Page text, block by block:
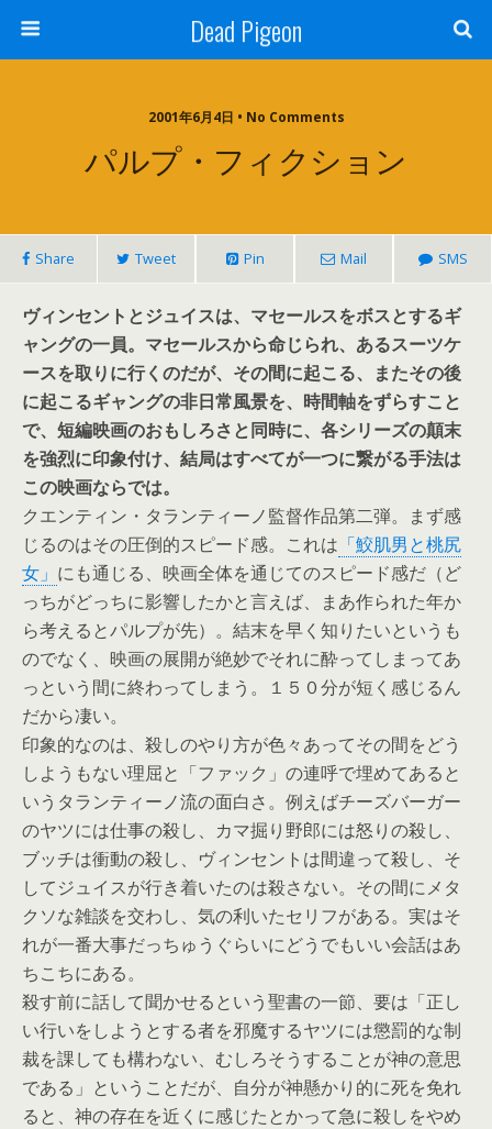
Dead Pigeon
2001年6月4日 • No Comments
パルプ・フィクション
Share Tweet Pin Mail SMS
ヴィンセントとジュイスは、マセールスをボスとするギ
ャングの一員。マセールスから命じられ、あるスーツケ
ースを取りに行くのだが、その間に起こる、またその後
に起こるギャングの非日常風景を、時間軸をずらすこと
で、短編映画のおもしろさと同時に、各シリーズの顛末
を強烈に印象付け、結局はすべてが一つに繋がる手法は
この映画ならでは。
クエンティン・タランティーノ監督作品第二弾。まず感
じるのはその圧倒的スピード感。これは 「鮫肌男と桃尻
女」 にも通じる、映画全体を通じてのスピード感だ（ど
っちがどっちに影響したかと言えば、まあ作られた年か
ら考えるとパルプが先）。結末を早く知りたいというも
のでなく、映画の展開が絶妙でそれに酔ってしまってあ
っという間に終わってしまう。１５０分が短く感じるん
だから凄い。
印象的なのは、殺しのやり方が色々あってその間をどう
しようもない理屈と「ファック」の連呼で埋めてあると
いうタランティーノ流の面白さ。例えばチーズバーガー
のヤツには仕事の殺し、カマ掘り野郎には怒りの殺し、
ブッチは衝動の殺し、ヴィンセントは間違って殺し、そ
してジュイスが行き着いたのは殺さない。その間にメタ
クソな雑談を交わし、気の利いたセリフがある。実はそ
れが一番大事だっちゅうぐらいにどうでもいい会話はあ
ちこちにある。
殺す前に話して聞かせるという聖書の一節、要は「正し
い行いをしようとする者を邪魔するヤツには懲罰的な制
裁を課しても構わない、むしろそうすることが神の意思
である」ということだが、自分が神懸かり的に死を免れ
ると、神の存在を近くに感じたとかって急に殺しをやめ